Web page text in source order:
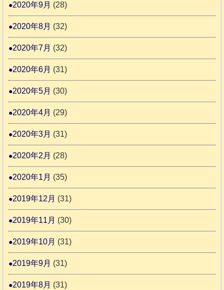
2020年9月 (28)
2020年8月 (32)
2020年7月 (32)
2020年6月 (31)
2020年5月 (30)
2020年4月 (29)
2020年3月 (31)
2020年2月 (28)
2020年1月 (35)
2019年12月 (31)
2019年11月 (30)
2019年10月 (31)
2019年9月 (31)
2019年8月 (31)